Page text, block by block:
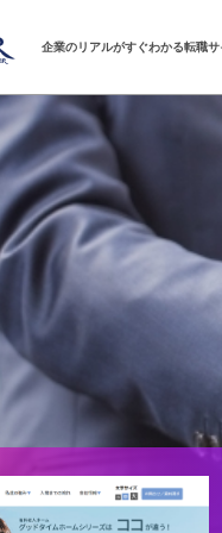
企業のリアルがすぐわかる転職